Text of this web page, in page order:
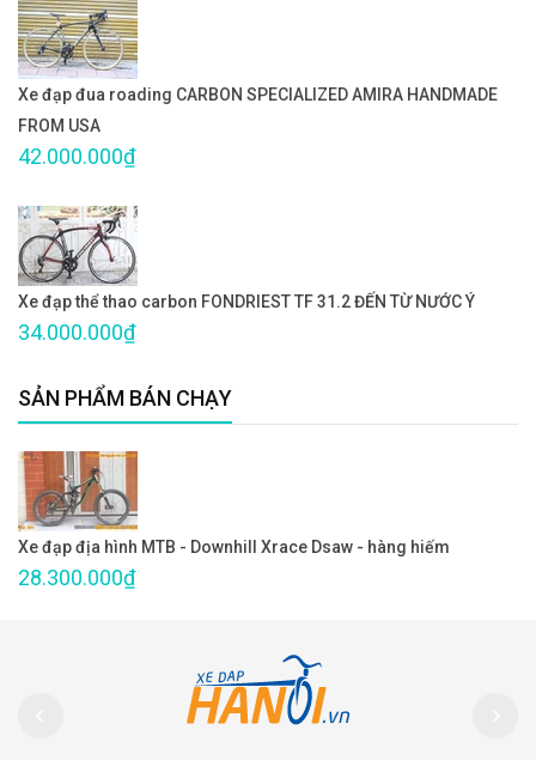
Xe đạp đua roading CARBON SPECIALIZED AMIRA HANDMADE
FROM USA
42.000.000₫
Xe đạp thể thao carbon FONDRIEST TF 31.2 ĐẾN TỪ NƯỚC Ý
34.000.000₫
SẢN PHẨM BÁN CHẠY
Xe đạp địa hình MTB - Downhill Xrace Dsaw - hàng hiếm
28.300.000₫